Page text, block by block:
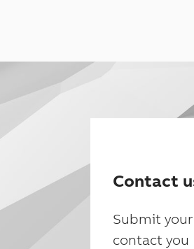
Contact
Submit
contact you